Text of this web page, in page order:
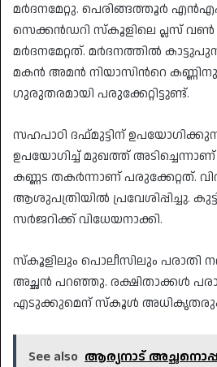
മർദനമേറ്റു. പെരിങ്ങത്തൂർ
സെക്കൻഡറി സ്കൂളിലെ പ്ലസ് വൺ
മർദനമേറ്റത്. മർദനത്തിൽ
മകൻ അമൻ നിയാസിന്‍റെ
ഗുരുതരമായി പരുക്കേറ്റിട്ടുണ്ട്.
സഹപാഠി ദഫ്മുട്ടിന് ഉപയോഗിക്കുന്ന
ഉപയോഗിച്ച് മുഖത്ത്
കണ്ണട തകർന്നാണ് പരുക്കേറ്റത്.
ആശുപത്രിയിൽ പ്രവേശിപ്പിച്ചു.
സർജറിക്ക് വിധേയനാക്കി.
സ്കൂളിലും പൊലീസിലും പരാതി
അച്ഛൻ പറഞ്ഞു. രക്ഷിതാക്കൾ
എടുക്കുമെന് സ്കൂൾ അധികൃതരും
See also ആര്യനാട്